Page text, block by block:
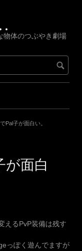
物体のつぶやき劇場
Pal子が面白い。
面白
えるPvP装備は残す
っぽく遊んでますが